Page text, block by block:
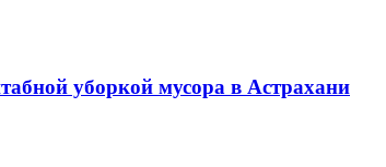
уборкой мусора в Астрахани